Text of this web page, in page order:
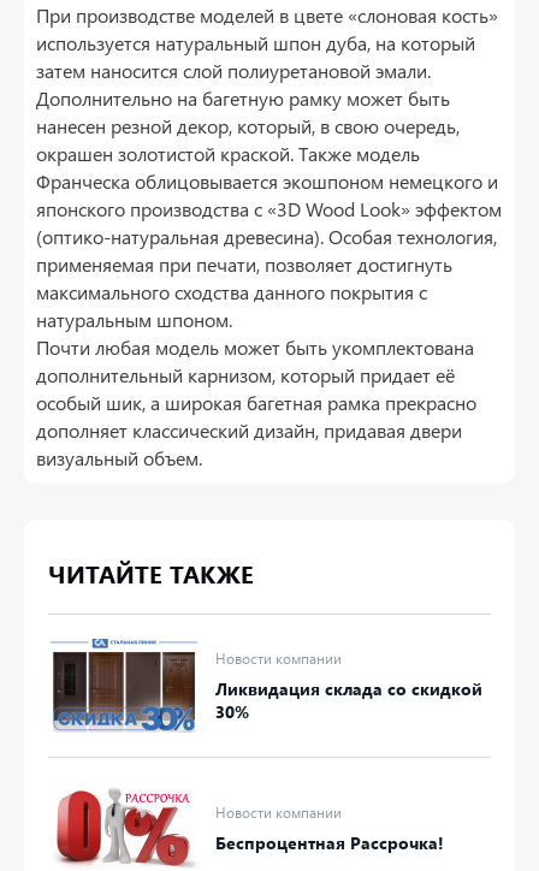
При производстве моделей в цвете «слоновая кость»
используется натуральный шпон дуба, на который
затем наносится слой полиуретановой эмали.
Дополнительно на багетную рамку может быть
нанесен резной декор, который, в свою очередь,
окрашен золотистой краской. Также модель
Франческа облицовывается экошпоном немецкого и
японского производства с «3D Wood Look» эффектом
(оптико-натуральная древесина). Особая технология,
применяемая при печати, позволяет достигнуть
максимального сходства данного покрытия с
натуральным шпоном.
Почти любая модель может быть укомплектована
дополнительный карнизом, который придает её
особый шик, а широкая багетная рамка прекрасно
дополняет классический дизайн, придавая двери
визуальный объем.
ЧИТАЙТЕ ТАКЖЕ
Новости компании
Ликвидация склада со скидкой
30%
Новости компании
Беспроцентная Рассрочка!